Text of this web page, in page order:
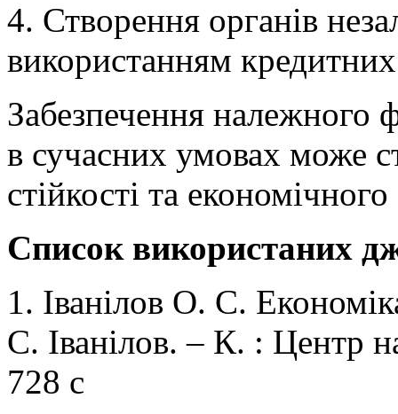
4. Створення органів
використанням
Забезпечення належного
в сучасних умовах може
стійкості та
Список використаних
1. Іванілов О. С.
С. Іванілов. – К. : Центр
728 с